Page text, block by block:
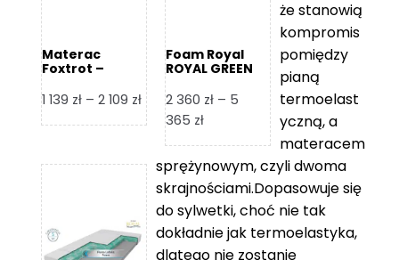
Materac
Foxtrot –
1 139 zł – 2 109 złZakres
cen:
1
139 zł
do
2
109 zł
Foam Royal
ROYAL GREEN
piankowy
2 360 zł – 5
365 złZakres
od
2
360 zł
5
że stanowią
kompromis
pomiędzy
pianą
termoelast
yczną, a
materacem
sprężynowym, czyli dwoma
skrajnościami.Dopasowuje się
do sylwetki, choć nie tak
dokładnie jak termoelastyka,
dlatego nie zostanie